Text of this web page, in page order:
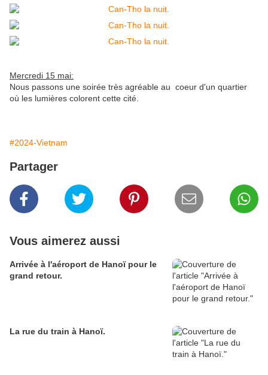
Mercredi 15 mai:
Nous passons une soirée très agréable au coeur d'un quartier
où les lumières colorent cette cité.
#2024-Vietnam
Partager
Vous aimerez aussi
Arrivée à l'aéroport de Hanoï pour le
grand retour.
La rue du train à Hanoï.